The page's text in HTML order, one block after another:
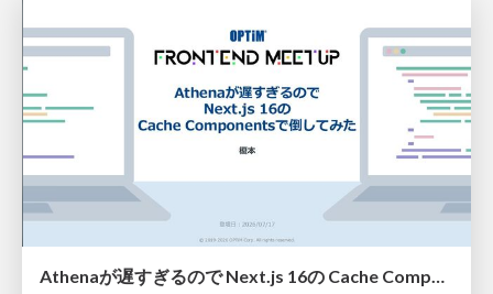
Athenaが遅すぎるので Next.js 16の Cache Componentsで倒してみた